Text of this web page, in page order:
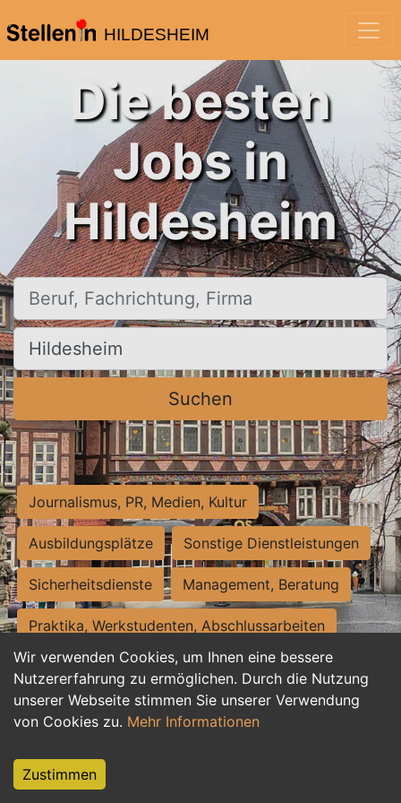
HILDESHEIM
Wir verwenden Cookies, um Ihnen eine bessere
Nutzererfahrung zu ermöglichen. Durch die Nutzung
unserer Webseite stimmen Sie unserer Verwendung
von Cookies zu. Mehr Informationen
Zustimmen
Die besten
Jobs in
Hildesheim
Beruf, Fachrichtung, Firma
Ort, Stadt
Suchen
Journalismus, PR, Medien, Kultur
Ausbildungsplätze Sonstige Dienstleistungen
Sicherheitsdienste Management, Beratung
Praktika, Werkstudenten, Abschlussarbeiten
Personalwesen Assistenz, Sekretariat
Hilfskräfte, Aushilfs- und Nebenjobs
Weiterbildung, Studium, duale Ausbildung